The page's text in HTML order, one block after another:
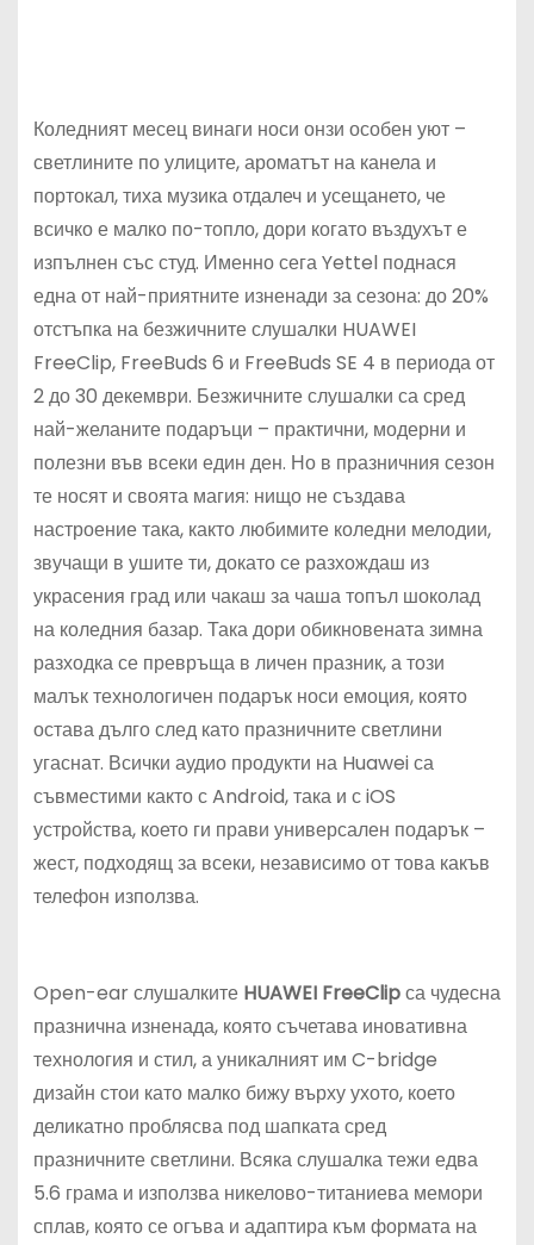
Коледният месец винаги носи онзи особен уют –
светлините по улиците, ароматът на канела и
портокал, тиха музика отдалеч и усещането, че
всичко е малко по-топло, дори когато въздухът е
изпълнен със студ. Именно сега Yettel поднася
една от най-приятните изненади за сезона: до 20%
отстъпка на безжичните слушалки HUAWEI
FreeClip, FreeBuds 6 и FreeBuds SE 4 в периода от
2 до 30 декември. Безжичните слушалки са сред
най-желаните подаръци – практични, модерни и
полезни във всеки един ден. Но в празничния сезон
те носят и своята магия: нищо не създава
настроение така, както любимите коледни мелодии,
звучащи в ушите ти, докато се разхождаш из
украсения град или чакаш за чаша топъл шоколад
на коледния базар. Така дори обикновената зимна
разходка се превръща в личен празник, а този
малък технологичен подарък носи емоция, която
остава дълго след като празничните светлини
угаснат. Всички аудио продукти на Huawei са
съвместими както с Android, така и с iOS
устройства, което ги прави универсален подарък –
жест, подходящ за всеки, независимо от това какъв
телефон използва.
Open-ear слушалките HUAWEI FreeClipса чудесна
празнична изненада, която съчетава иновативна
технология и стил, а уникалният им C-bridge
дизайн стои като малко бижу върху ухото, което
деликатно проблясва под шапката сред
празничните светлини. Всяка слушалка тежи едва
5.6 грама и използва никелово-титаниева мемори
сплав, която се огъва и адаптира към формата на